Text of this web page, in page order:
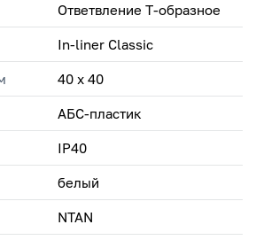
Ответвление Т-образное
In-liner Classic
40 х 40
АБС-пластик
IP40
белый
NTAN